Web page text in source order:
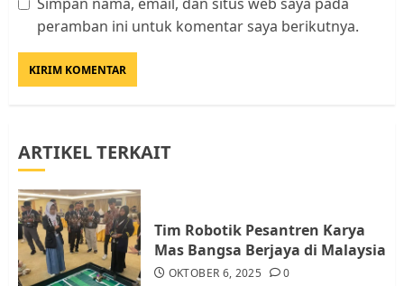
peramban ini untuk komentar saya berikutnya.
ARTIKEL TERKAIT
Tim Robotik Pesantren Karya
Mas Bangsa Berjaya di Malaysia
OKTOBER 6, 2025 0
Datangi Pemko Batam, Warga
4
Warga Rempang Ajukan
JULI 17, 2026 0